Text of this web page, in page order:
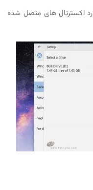
اکسترنال های متصل شده